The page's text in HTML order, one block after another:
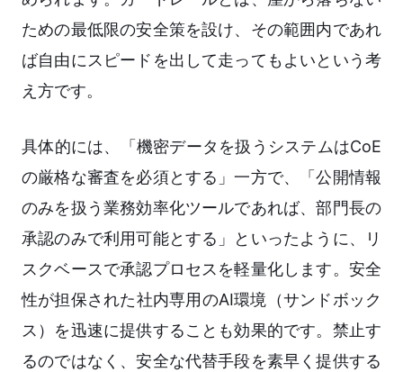
ための最低限の安全策を設け、その範囲内であれ
ば自由にスピードを出して走ってもよいという考
え方です。
具体的には、「機密データを扱うシステムはCoE
の厳格な審査を必須とする」一方で、「公開情報
のみを扱う業務効率化ツールであれば、部門長の
承認のみで利用可能とする」といったように、リ
スクベースで承認プロセスを軽量化します。安全
性が担保された社内専用のAI環境（サンドボック
ス）を迅速に提供することも効果的です。禁止す
るのではなく、安全な代替手段を素早く提供する